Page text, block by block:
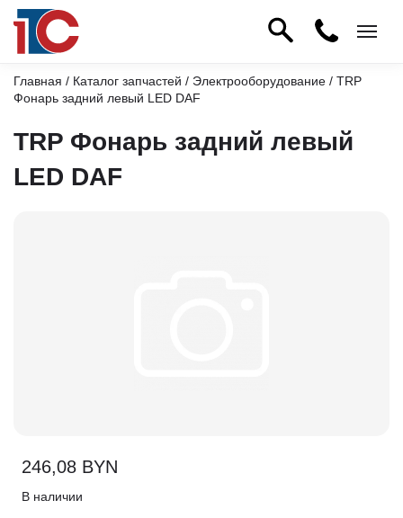
Главная / Каталог запчастей / Электрооборудование / TRP
Фонарь задний левый LED DAF
TRP Фонарь задний левый
LED DAF
246,08 BYN
В наличии